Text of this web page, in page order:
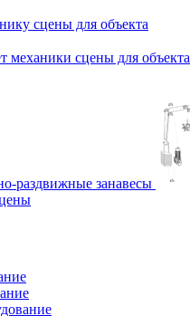
сцены для объекта
механики сцены для объекта
раздвижные занавесы